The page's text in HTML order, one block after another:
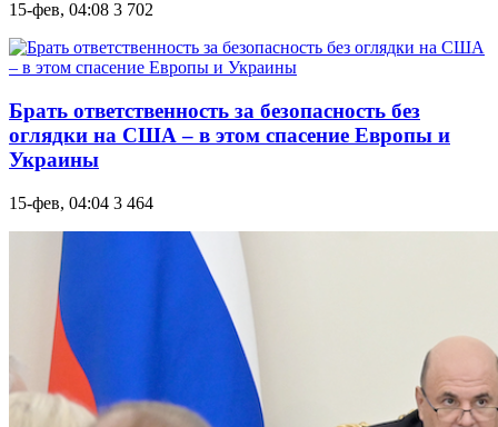
15-фев, 04:08 3 702
Брать ответственность за безопасность без
оглядки на США – в этом спасение Европы и
Украины
15-фев, 04:04 3 464